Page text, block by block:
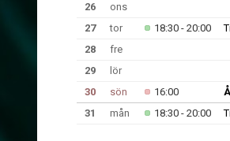
26
ons
27
tor 18:30 - 20:00
28
fre
29
lör
30
sön 16:00
31
mån 18:30 - 20:00